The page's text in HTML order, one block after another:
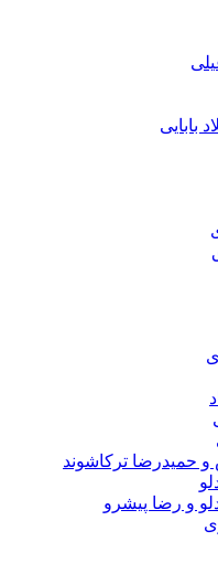
بابایی
حمیدرضا ترکاشوند
و رضا پیشرو